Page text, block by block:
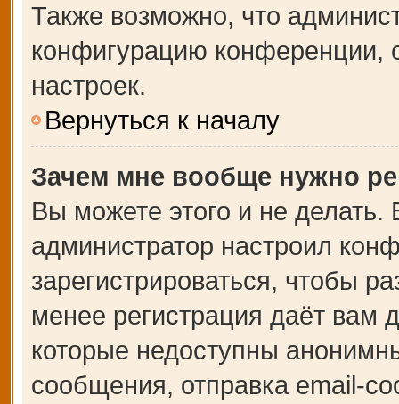
Также возможно, что
конфигурацию конференции,
настроек.
Вернуться к началу
Зачем мне вообще нужно
Вы можете этого и не делать.
администратор настроил
зарегистрироваться, чтобы
менее регистрация даёт вам
которые недоступны
сообщения, отправка email-